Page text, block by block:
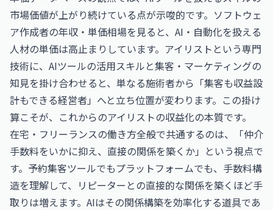
市場価値が上がり続けている点が示唆的です。 ソフトウェ
ア作成者の年収・単価相場を見ると、AI・自動化を扱える
人材の単価は高止まりしています。アイリストという専門
技術に、AIツールの活用スキルと集客・マーケティングの
知見を掛け合わせると、単なる施術者から「集客も収益設
計もできる経営者」へと立ち位置が変わります。この掛け
算こそが、これからのアイリストの収益化の本質です。
在宅・フリーランスの働き方全般で共通するのは、「仲介
手数料をいかに抑え、直接の関係を築くか」という視点で
す。予約集客ツールでもプラットフォームでも、手数料構
造を理解して、リピーターとの直接的な関係を築くほど手
取りは増えます。AIはその関係構築を効率化する道具であ